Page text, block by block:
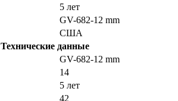
5 лет
GV-682-12 mm
США
Технические данные
GV-682-12 mm
14
5 лет
42